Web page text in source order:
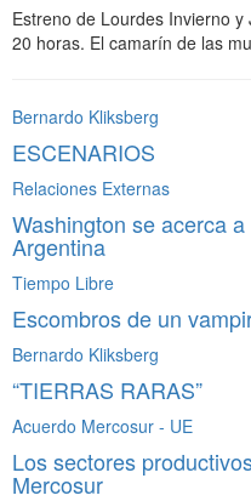
Estreno de Lourdes Invierno
20 horas. El camarín de las
Bernardo Kliksberg
ESCENARIOS
Relaciones Externas
Washington se acerca
Argentina
Tiempo Libre
Escombros de un
Bernardo Kliksberg
“TIERRAS RARAS”
Acuerdo Mercosur - UE
Los sectores
Mercosur